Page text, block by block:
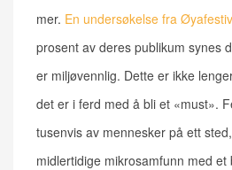
mer. En undersøkelse fra
prosent av deres publikum synes
er miljøvennlig. Dette er ikke
det er i ferd med å bli et «must».
tusenvis av mennesker på ett
midlertidige mikrosamfunn med